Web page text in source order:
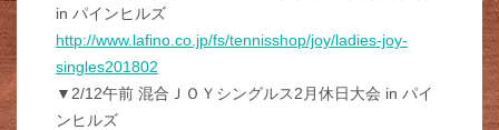
in パインヒルズ
http://www.lafino.co.jp/fs/tennisshop/joy/ladies-joy-
singles201802
▼2/12午前 混合ＪＯＹシングルス2月休日大会 in パイ
ンヒルズ